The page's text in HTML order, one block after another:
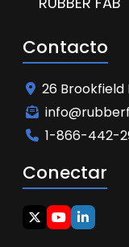
Contacto
26 Brookfield
1-866-442-
Conectar